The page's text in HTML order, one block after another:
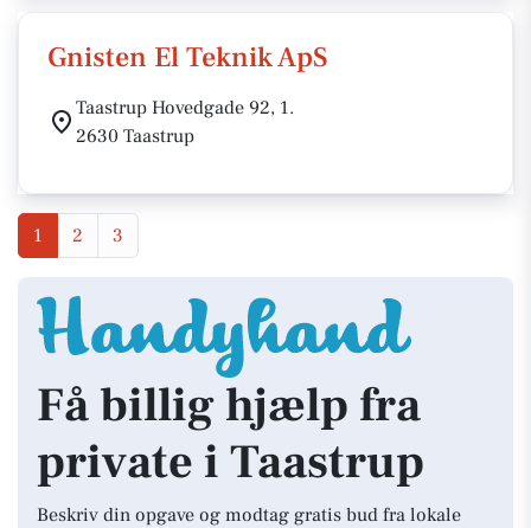
Gnisten El Teknik ApS
Taastrup Hovedgade 92, 1.
2630 Taastrup
1 2 3
Få billig hjælp fra
private i Taastrup
Beskriv din opgave og modtag gratis bud fra lokale